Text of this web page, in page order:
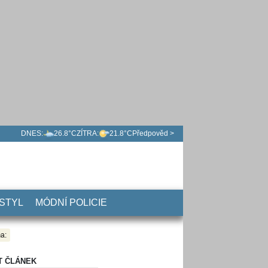
DNES: 26.8°CZÍTRA: 21.8°C Předpověd >
MÓDNÍ POLICIE
ČLÁNEK